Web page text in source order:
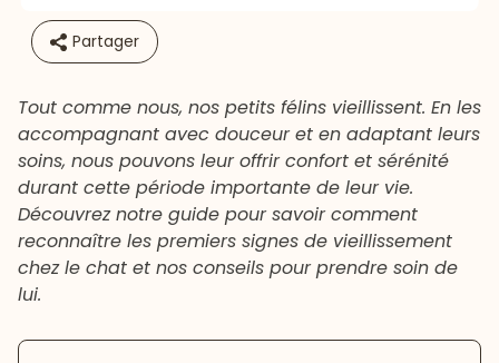
Partager
Tout comme nous, nos petits félins vieillissent. En les
accompagnant avec douceur et en adaptant leurs
soins, nous pouvons leur offrir confort et sérénité
durant cette période importante de leur vie.
Découvrez notre guide pour savoir comment
reconnaître les premiers signes de vieillissement
chez le chat et nos conseils pour prendre soin de
lui.